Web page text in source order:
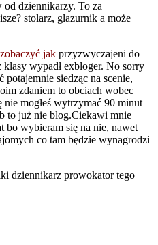
dziennikarzy. To za
stolarz, glazurnik a może
jak przyzwyczajeni do
klasy wypadł exbloger. No sorry
potajemnie siedząc na scenie,
zdaniem to obciach wobec
nie mogłeś wytrzymać 90 minut
to już nie blog.Ciekawi mnie
bo wybieram się na nie, nawet
co tam będzie wynagrodzi
dziennikarz prowokator tego